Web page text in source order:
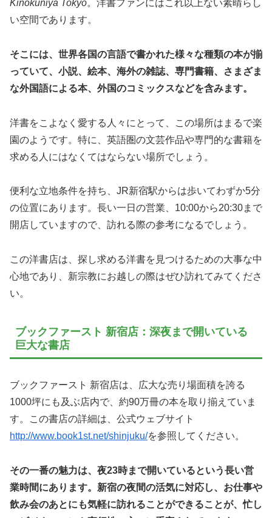
Kinokuniya Tokyo。洋書ファンにはこれ以上ない素晴らし
い空間であります。
そこには、世界各国の言語で書かれた様々な種類の本が揃
っていて、小説、絵本、海外の雑誌、専門書籍、さまざま
な外国語による本、外国のコミックスなどを含みます。
洋書をこよなく愛する人々にとって、この場所はまるで楽
園のようです。特に、英語圏の文芸作品や専門的な書籍を
求める人にはなくてはならない場所でしょう。
便利な立地条件を持ち、JR新宿駅からは歩いてわずか5分
の位置にあります。長い一日の営業、10:00から20:30まで
開店していますので、訪れる際の参考になるでしょう。
この洋書店は、探し求める洋書を見つけるための大事な中
心地であり、新宗教にお越しの際はぜひ訪れてみてくださ
い。
ブックファースト 新宿店：深夜まで開いている
巨大な書店
ブックファースト 新宿店は、広大な売り場面積を誇る
1000坪にも及ぶ店内で、約90万冊の本を取り揃えていま
す。この書店の詳細は、公式ウェブサイト
http://www.book1st.net/shinjuku/を参照してください。
その一番の魅力は、夜23時まで開いているという長い営
業時間にあります。新宿の夜間の活気に対応し、お仕事や
飲み会のあとにも気軽に訪れることができることが、忙し